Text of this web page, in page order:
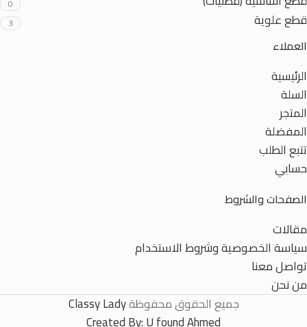
0
قطع علوية 3
العملاء
الرئيسية
السلة
المتجر
المفضلة
تتبع الطلب
حسابي
الصفحات والشروط
مقالات
سياسة الخصوصية وشروط الاستخدام
تواصل معنا
من نحن
جميع الحقوق محفوظةClassy Lady
Created By:U found Ahmed